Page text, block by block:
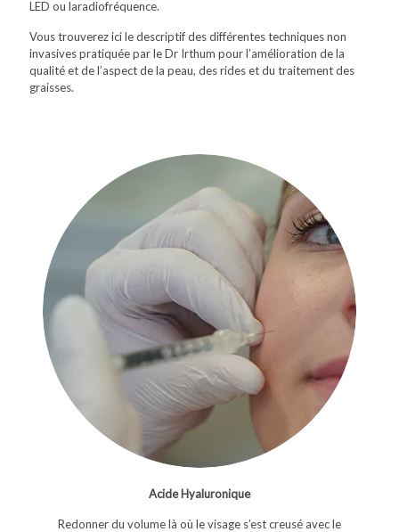
LED ou laradiofréquence.
Vous trouverez ici le descriptif des différentes techniques non
invasives pratiquée par le Dr Irthum pour l’amélioration de la
qualité et de l’aspect de la peau, des rides et du traitement des
graisses.
Acide Hyaluronique
Redonner du volume là où le visage s’est creusé avec le